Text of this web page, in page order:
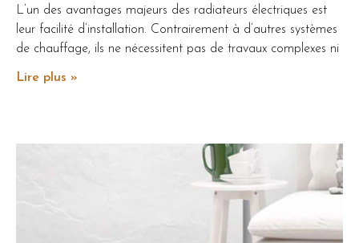
L’un des avantages majeurs des radiateurs électriques est
leur facilité d’installation. Contrairement à d’autres systèmes
de chauffage, ils ne nécessitent pas de travaux complexes ni
Lire plus »